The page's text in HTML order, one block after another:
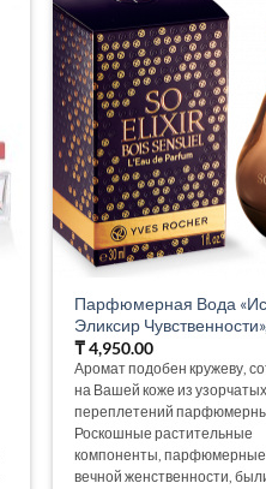
Парфюмерная Вода
Эликсир
₸4,950.00
Аромат подобен кружеву,
на Вашей коже из узорчатых
переплетений
Роскошные растительные
компоненты,
вечной женственности,